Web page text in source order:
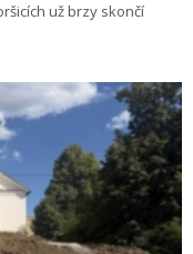
už brzy skončí